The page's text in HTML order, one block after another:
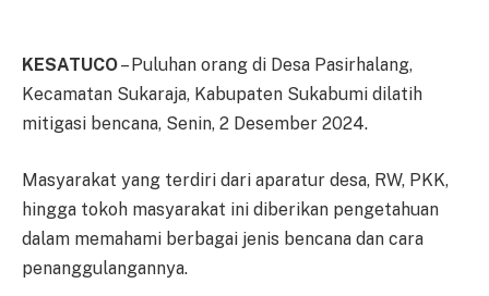
KESATUCO– Puluhan orang di Desa Pasirhalang,
Kecamatan Sukaraja, Kabupaten Sukabumi dilatih
mitigasi bencana, Senin, 2 Desember 2024.
Masyarakat yang terdiri dari aparatur desa, RW, PKK,
hingga tokoh masyarakat ini diberikan pengetahuan
dalam memahami berbagai jenis bencana dan cara
penanggulangannya.